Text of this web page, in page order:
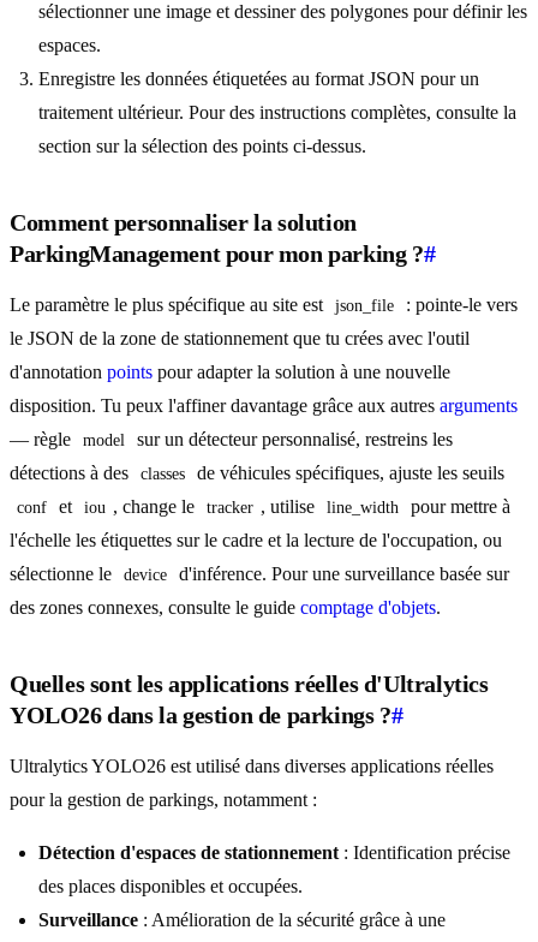
sélectionner une image et dessiner des polygones pour définir les
espaces.
Enregistre les données étiquetées au format JSON pour un
traitement ultérieur. Pour des instructions complètes, consulte la
section sur la sélection des points ci-dessus.
Comment personnaliser la solution
ParkingManagement pour mon parking ?#
Le paramètre le plus spécifique au site est json_file
: pointe-le vers
le JSON de la zone de stationnement que tu crées avec l'outil
d'annotation points pour adapter la solution à une nouvelle
disposition. Tu peux l'affiner davantage grâce aux autres arguments
— règle
model
sur un détecteur personnalisé, restreins les
détections à des
classes de véhicules spécifiques, ajuste les seuils
conf et iou , change le tracker , utilise line_width
pour mettre à
l'échelle les étiquettes sur le cadre et la lecture de l'occupation, ou
sélectionne le
device
d'inférence. Pour une surveillance basée sur
des zones connexes, consulte le guide comptage d'objets.
Quelles sont les applications réelles d'Ultralytics
YOLO26 dans la gestion de parkings ?#
Ultralytics YOLO26 est utilisé dans diverses applications réelles
pour la gestion de parkings, notamment :
Détection d'espaces de stationnement : Identification précise
des places disponibles et occupées.
Surveillance : Amélioration de la sécurité grâce à une